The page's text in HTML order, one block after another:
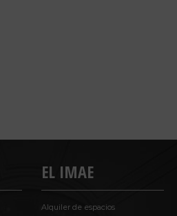
EL IMAE
Alquiler de espacios